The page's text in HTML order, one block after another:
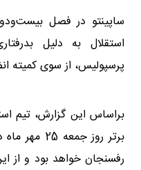
ساپینتو در فصل
استقلال به دلیل
پرسپولیس، از سوی کمیته
براساس این گزارش، تیم
برتر روز
رفسنجان خواهد بود و از